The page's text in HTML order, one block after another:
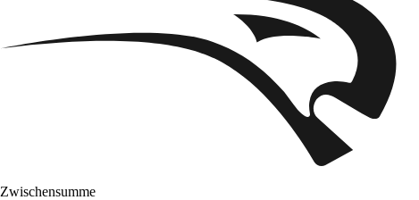
Zwischensumme